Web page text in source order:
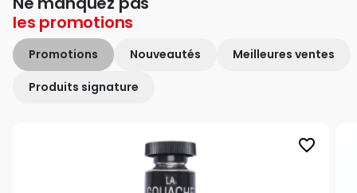
les promotions
Promotions Nouveautés Meilleures ventes
Produits signature
favorite_border